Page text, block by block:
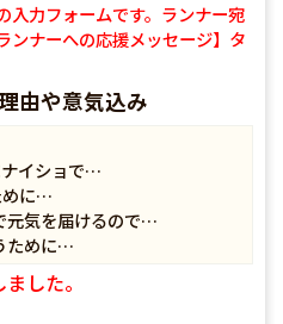
力フォームです。ランナー宛
ンナーへの応援メッセージ】タ
由や意気込み
ナイショで…
めに…
元気を届けるので…
ために…
した。